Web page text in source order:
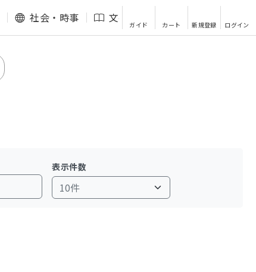
社会・時事 文芸・エッセイ
ガイド カート 新規登録 ログイン
表示件数